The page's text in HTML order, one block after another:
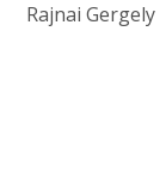
Rajnai Gergely